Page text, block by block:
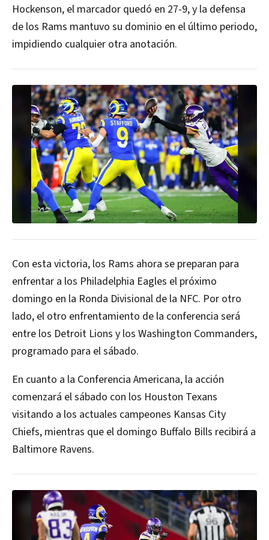
Hockenson, el marcador quedó en 27-9, y la defensa
de los Rams mantuvo su dominio en el último periodo,
impidiendo cualquier otra anotación.
Con esta victoria, los Rams ahora se preparan para
enfrentar a los Philadelphia Eagles el próximo
domingo en la Ronda Divisional de la NFC. Por otro
lado, el otro enfrentamiento de la conferencia será
entre los Detroit Lions y los Washington Commanders,
programado para el sábado.
En cuanto a la Conferencia Americana, la acción
comenzará el sábado con los Houston Texans
visitando a los actuales campeones Kansas City
Chiefs, mientras que el domingo Buffalo Bills recibirá a
Baltimore Ravens.